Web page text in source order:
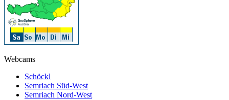
Webcams
Schöckl
Semriach Süd-West
Semriach Nord-West